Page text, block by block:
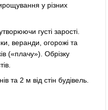
у різних
густі зарості.
веранди, огорожі та
(«плачу»). Обрізку
та 2 м від стін будівель.